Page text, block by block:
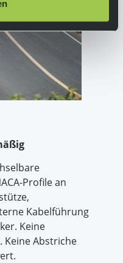
Profile an
Kabelführung
Keine
Keine Abstriche